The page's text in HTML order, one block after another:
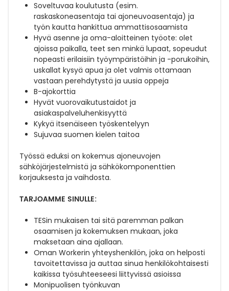
Soveltuvaa koulutusta (esim.
raskaskoneasentaja tai ajoneuvoasentaja) ja
työn kautta hankittua ammattisosaamista
Hyvä asenne ja oma-aloitteinen työote: olet
ajoissa paikalla, teet sen minkä lupaat, sopeudut
nopeasti erilaisiin työympäristöihin ja -porukoihin,
uskallat kysyä apua ja olet valmis ottamaan
vastaan perehdytystä ja uusia oppeja
B-ajokorttia
Hyvät vuorovaikutustaidot ja
asiakaspalveluhenkisyyttä
Kykyä itsenäiseen työskentelyyn
Sujuvaa suomen kielen taitoa
Työssä eduksi on kokemus ajoneuvojen
sähköjärjestelmistä ja sähkökomponenttien
korjauksesta ja vaihdosta.
TARJOAMME SINULLE:
TESin mukaisen tai sitä paremman palkan
osaamisen ja kokemuksen mukaan, joka
maksetaan aina ajallaan.
Oman Workerin yhteyshenkilön, joka on helposti
tavoitettavissa ja auttaa sinua henkilökohtaisesti
kaikissa työsuhteeseesi liittyvissä asioissa
Monipuolisen työnkuvan